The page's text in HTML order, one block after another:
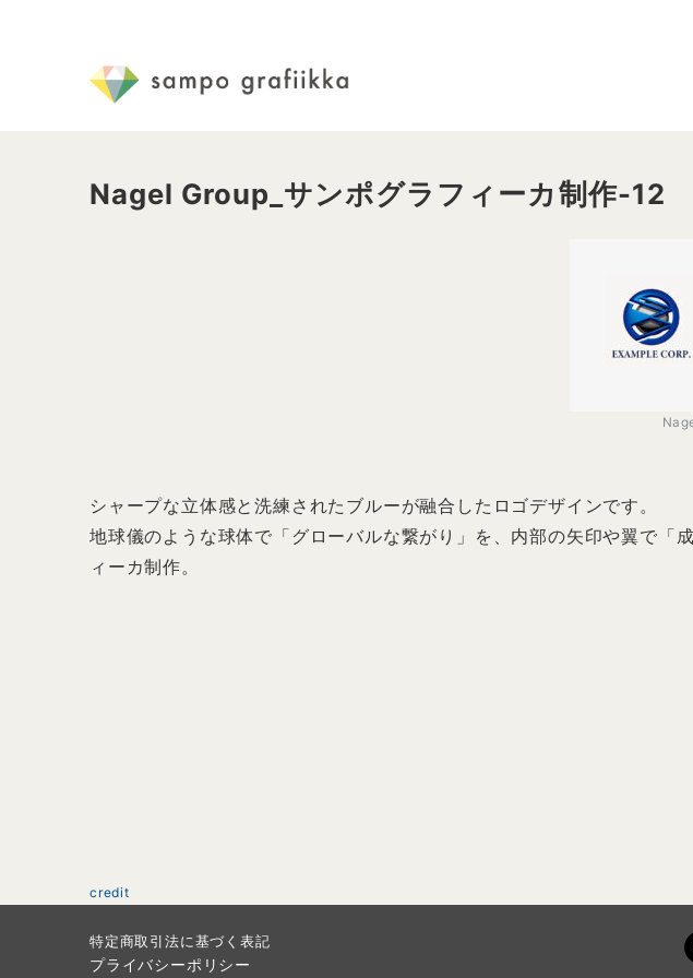
Nagel Group_サンポグラフィーカ制作-12
シャープな立体感と洗練されたブルーが融合したロゴデザインです。
地球儀のような球体で「グローバルな繋がり」を、内部の矢印や翼で「
ィーカ制作。
credit
特定商取引法に基づく表記
プライバシーポリシー